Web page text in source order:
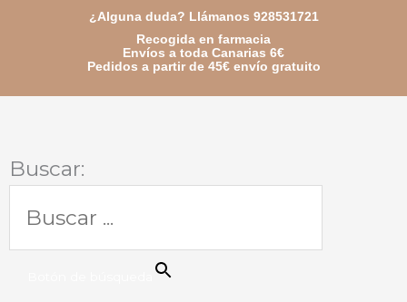
¿Alguna duda? Llámanos 928531721
Recogida en farmacia
Envíos a toda Canarias 6€
Pedidos a partir de 45€ envío gratuito
Buscar: